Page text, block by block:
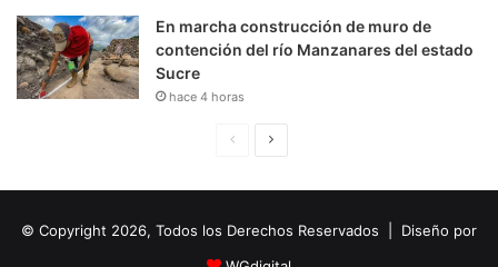
En marcha construcción de muro de
contención del río Manzanares del estado
Sucre
hace 4 horas
i
u
© Copyright 2026, Todos los Derechos Reservados | Diseño por